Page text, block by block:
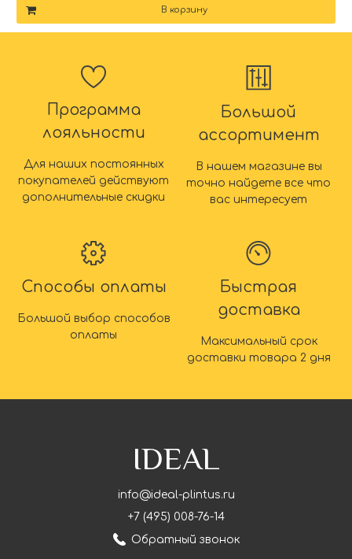
В корзину
Программа
лояльности
Для наших постоянных
покупателей действуют
дополнительные скидки
Большой
ассортимент
В нашем магазине вы
точно найдете все что
вас интересует
Способы оплаты
Большой выбор способов
оплаты
Быстрая
доставка
Максимальный срок
доставки товара 2 дня
IDEAL
info@ideal-plintus.ru
+7 (495) 008-76-14
Обратный звонок